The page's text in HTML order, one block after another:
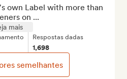
own Label with more than
on ...
mais
Respostas dadas
1,698
semelhantes